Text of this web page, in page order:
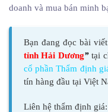
doanh và mua bán minh
Bạn đang đọc bài
tỉnh Hải Dương”tại
cổ phần Thẩm định
tín hàng đầu tại Việt
Liên hệ thẩm định giá: